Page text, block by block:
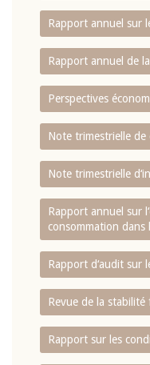
Rapport annuel sur
Rapport annuel de
Perspectives
Note trimestrielle de
Note trimestrielle
Rapport annuel sur
consommation dans
Rapport d‘audit sur
Revue de la stabilité
Rapport sur les